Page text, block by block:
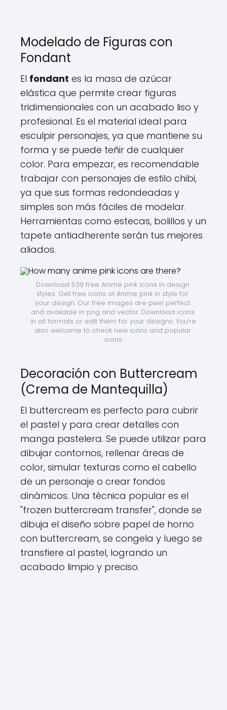
Modelado de Figuras con
Fondant
El fondant es la masa de azúcar
elástica que permite crear figuras
tridimensionales con un acabado liso y
profesional. Es el material ideal para
esculpir personajes, ya que mantiene su
forma y se puede teñir de cualquier
color. Para empezar, es recomendable
trabajar con personajes de estilo chibi,
ya que sus formas redondeadas y
simples son más fáciles de modelar.
Herramientas como estecas, bolillos y un
tapete antiadherente serán tus mejores
aliados.
Download 539 free Anime pink Icons in design
styles. Get free icons of Anime pink in style for
your design. Our free images are pixel perfect
and available in png and vector. Download icons
in all formats or edit them for your designs. You're
also welcome to check new icons and popular
icons.
Decoración con Buttercream
(Crema de Mantequilla)
El buttercream es perfecto para cubrir
el pastel y para crear detalles con
manga pastelera. Se puede utilizar para
dibujar contornos, rellenar áreas de
color, simular texturas como el cabello
de un personaje o crear fondos
dinámicos. Una técnica popular es el
"frozen buttercream transfer", donde se
dibuja el diseño sobre papel de horno
con buttercream, se congela y luego se
transfiere al pastel, logrando un
acabado limpio y preciso.